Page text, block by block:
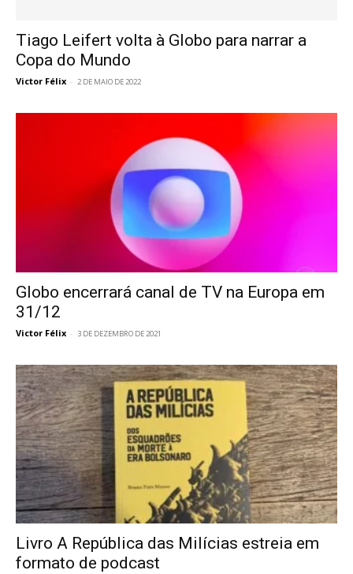
Tiago Leifert volta à Globo para narrar a
Copa do Mundo
Victor Félix - 2 DE MAIO DE 2022
Globo encerrará canal de TV na Europa em
31/12
Victor Félix - 3 DE DEZEMBRO DE 2021
Livro A República das Milícias estreia em
formato de podcast